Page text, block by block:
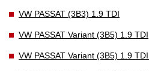
VW PASSAT (3B3) 1.9 TDI
VW PASSAT Variant (3B5) 1.9 TDI
VW PASSAT Variant (3B5) 1.9